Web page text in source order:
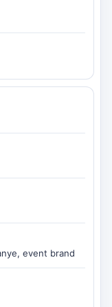
event brand